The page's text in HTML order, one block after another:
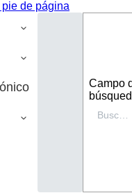
de página
Campo